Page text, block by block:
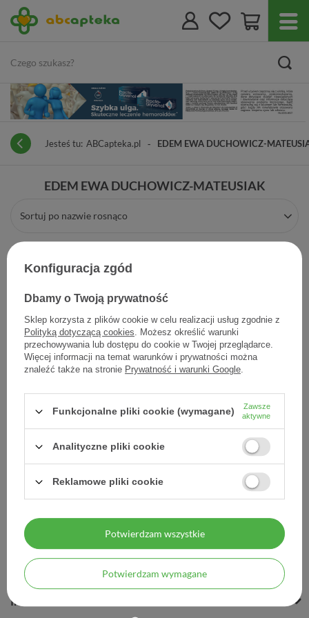
Jesteś tu: ABCapteka.pl EDEM EWA DUCHOWICZ-
EDEM EWA DUCHOWICZ-MATEUSIAK
Sortuj po nazwie rosnąco
Pasta Stadiopasta Pasta
116,93 zł
MOJE ZAMÓWIENIE
MOJE KONTO
INFORMACJE
Konfiguracja zgód
Dbamy o Twoją prywatność
Sklep korzysta z plików cookie w celu realizacji usług zgodnie z
Polityką dotyczącą cookies. Możesz określić warunki
przechowywania lub dostępu do cookie w Twojej przeglądarce.
Więcej informacji na temat warunków i prywatności można
znaleźć także na stronie Prywatność i warunki Google.
Funkcjonalne pliki cookie (wymagane)
Zawsze
aktywne
Analityczne pliki cookie
Reklamowe pliki cookie
Potwierdzam wymagane
Potwierdzam wszystkie